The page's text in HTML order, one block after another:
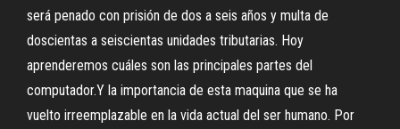
será penado con prisión de dos a seis años y multa de
doscientas a seiscientas unidades tributarias. Hoy
aprenderemos cuáles son las principales partes del
computador.Y la importancia de esta maquina que se ha
vuelto irreemplazable en la vida actual del ser humano. Por